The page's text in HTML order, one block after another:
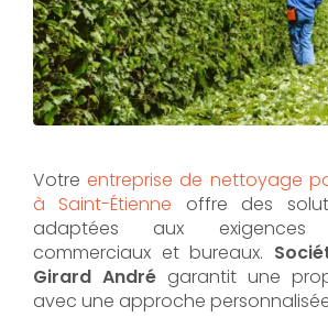
Votreentreprise de nettoyage
à Saint-Étienne offre des
adaptées aux
commerciaux et bureaux.
Girard André garantit une
avec une approche